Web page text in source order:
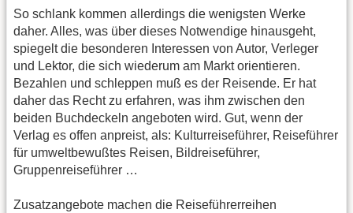
So schlank kommen allerdings die wenigsten Werke
daher. Alles, was über dieses Notwendige hinausgeht,
spiegelt die besonderen Interessen von Autor, Verleger
und Lektor, die sich wiederum am Markt orientieren.
Bezahlen und schleppen muß es der Reisende. Er hat
daher das Recht zu erfahren, was ihm zwischen den
beiden Buchdeckeln angeboten wird. Gut, wenn der
Verlag es offen anpreist, als: Kulturreiseführer, Reiseführer
für umweltbewußtes Reisen, Bildreiseführer,
Gruppenreiseführer …
Zusatzangebote machen die Reiseführerreihen